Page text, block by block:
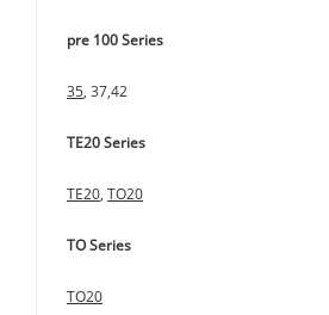
pre 100 Series
35, 37,42
TE20 Series
TE20, TO20
TO Series
TO20